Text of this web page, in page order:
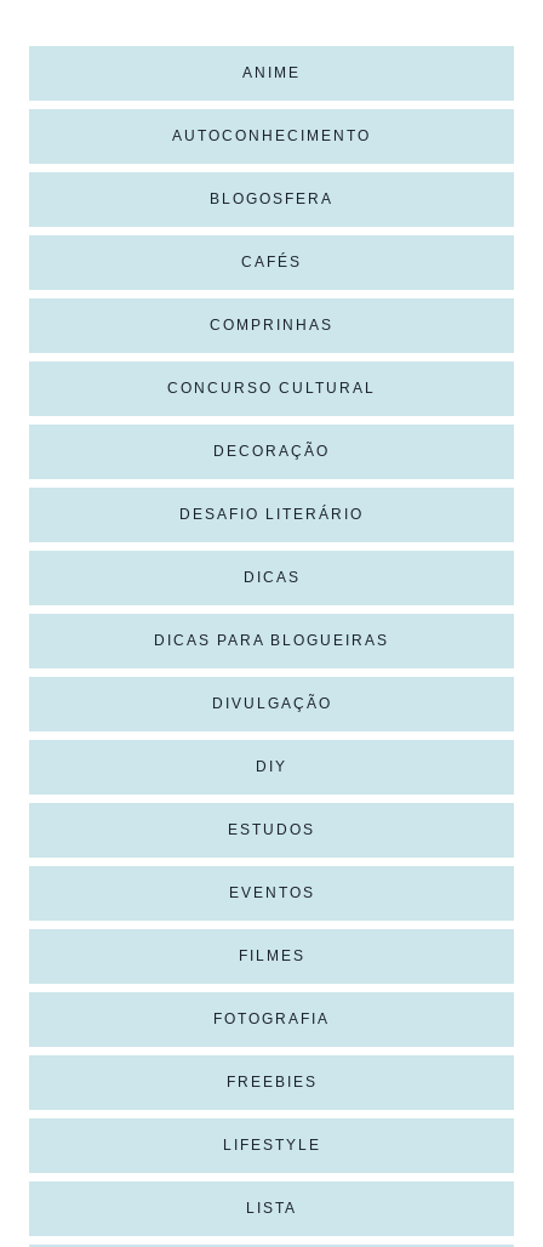
ANIME
AUTOCONHECIMENTO
BLOGOSFERA
CAFÉS
COMPRINHAS
CONCURSO CULTURAL
DECORAÇÃO
DESAFIO LITERÁRIO
DICAS
DICAS PARA BLOGUEIRAS
DIVULGAÇÃO
DIY
ESTUDOS
EVENTOS
FILMES
FOTOGRAFIA
FREEBIES
LIFESTYLE
LISTA